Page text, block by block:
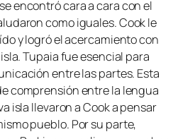
encontró cara a cara con el
como iguales. Cook le
y logró el acercamiento con
Tupaia fue esencial para
entre las partes. Esta
comprensión entre la lengua
isla llevaron a Cook a pensar
pueblo. Por su parte,